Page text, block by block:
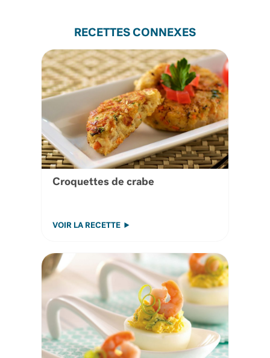
RECETTES CONNEXES
Croquettes de crabe
VOIR LA RECETTE